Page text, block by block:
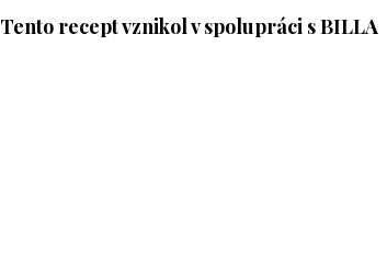
Tento recept vznikol v spolupráci s BILLA